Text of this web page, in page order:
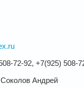
72-92, +7(925) 508-
Соколов Андрей